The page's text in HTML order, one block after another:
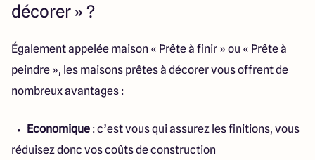
décorer » ?
Également appelée maison « Prête à finir » ou « Prête à
peindre », les maisons prêtes à décorer vous offrent de
nombreux avantages :
Economique : c’est vous qui assurez les finitions, vous
réduisez donc vos coûts de construction